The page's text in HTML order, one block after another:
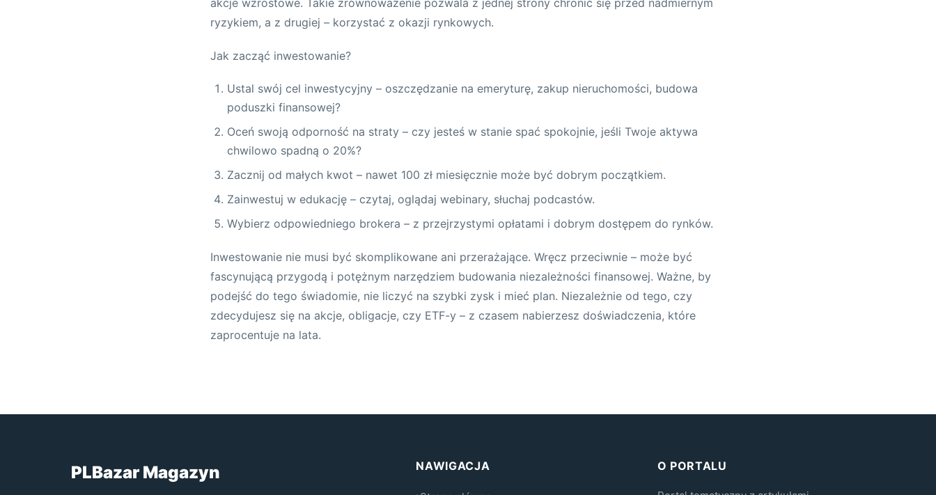
akcje wzrostowe. Takie zrównoważenie pozwala z jednej strony chronić się przed nadmiernym
ryzykiem, a z drugiej – korzystać z okazji rynkowych.
Jak zacząć inwestowanie?
Ustal swój cel inwestycyjny – oszczędzanie na emeryturę, zakup nieruchomości, budowa
poduszki finansowej?
Oceń swoją odporność na straty – czy jesteś w stanie spać spokojnie, jeśli Twoje aktywa
chwilowo spadną o 20%?
Zacznij od małych kwot – nawet 100 zł miesięcznie może być dobrym początkiem.
Zainwestuj w edukację – czytaj, oglądaj webinary, słuchaj podcastów.
Wybierz odpowiedniego brokera – z przejrzystymi opłatami i dobrym dostępem do rynków.
Inwestowanie nie musi być skomplikowane ani przerażające. Wręcz przeciwnie – może być
fascynującą przygodą i potężnym narzędziem budowania niezależności finansowej. Ważne, by
podejść do tego świadomie, nie liczyć na szybki zysk i mieć plan. Niezależnie od tego, czy
zdecydujesz się na akcje, obligacje, czy ETF-y – z czasem nabierzesz doświadczenia, które
zaprocentuje na lata.
PLBazar Magazyn NAWIGACJA O PORTALU